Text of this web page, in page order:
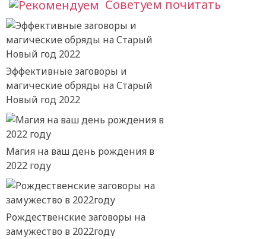
Советуем почитать
Эффективные заговоры и
магические обряды на Старый
Новый год 2022
Магия на ваш день рождения в
2022 году
Рождественские заговоры на
замужество в 2022году